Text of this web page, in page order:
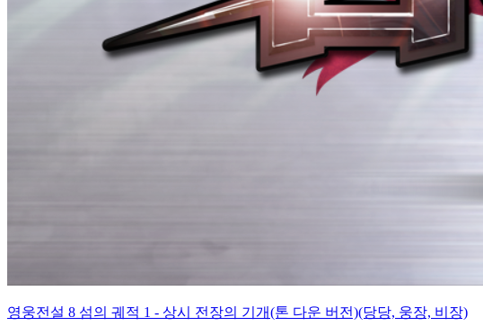
영웅전설 8 섬의 궤적 1 - 상시 전장의 기개(톤 다운 버전)(당당, 웅장, 비장)